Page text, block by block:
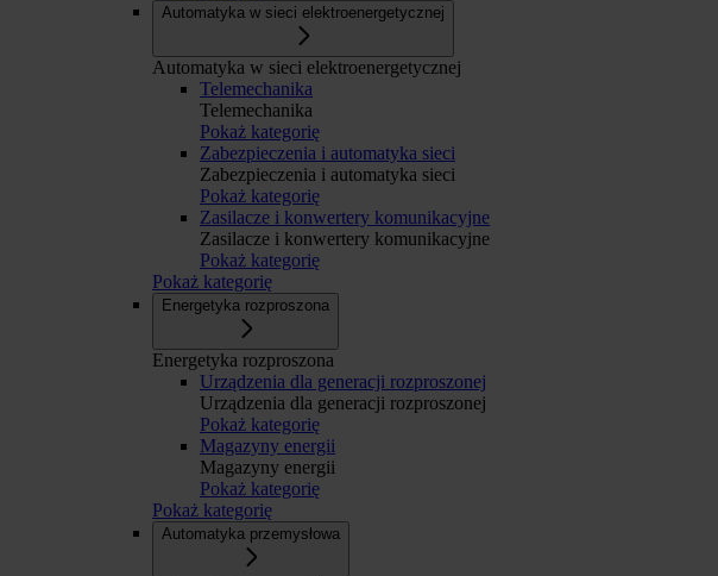
Automatyka w sieci elektroenergetycznej
Automatyka w sieci elektroenergetycznej
Telemechanika
Telemechanika
Pokaż kategorię
Zabezpieczenia i automatyka sieci
Zabezpieczenia i automatyka sieci
Pokaż kategorię
Zasilacze i konwertery komunikacyjne
Zasilacze i konwertery komunikacyjne
Pokaż kategorię
Pokaż kategorię
Energetyka rozproszona
Energetyka rozproszona
Urządzenia dla generacji rozproszonej
Urządzenia dla generacji rozproszonej
Pokaż kategorię
Magazyny energii
Magazyny energii
Pokaż kategorię
Pokaż kategorię
Automatyka przemysłowa